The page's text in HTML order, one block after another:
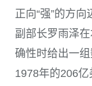
正向“强”的方
副部长罗雨泽
确性时给出一
1978年的206亿